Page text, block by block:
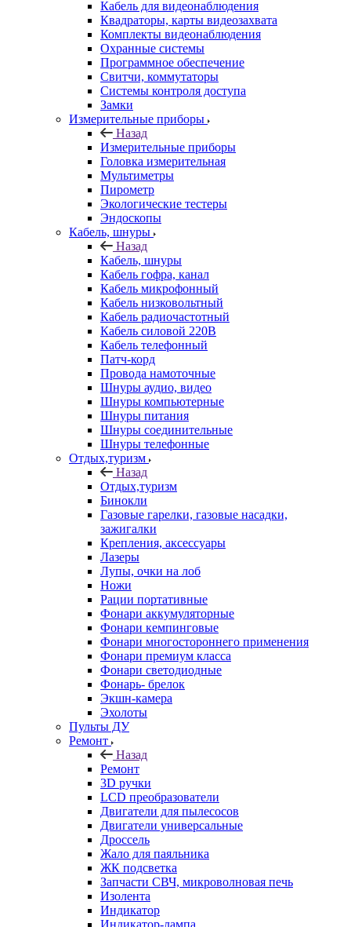
Кабель для видеонаблюдения
Квадраторы, карты видеозахвата
Комплекты видеонаблюдения
Охранные системы
Программное обеспечение
Свитчи, коммутаторы
Системы контроля доступа
Замки
Измерительные приборы
Назад
Измерительные приборы
Головка измерительная
Мультиметры
Пирометр
Экологические тестеры
Эндоскопы
Кабель, шнуры
Назад
Кабель, шнуры
Кабель гофра, канал
Кабель микрофонный
Кабель низковольтный
Кабель радиочастотный
Кабель силовой 220В
Кабель телефонный
Патч-корд
Провода намоточные
Шнуры аудио, видео
Шнуры компьютерные
Шнуры питания
Шнуры соединительные
Шнуры телефонные
Отдых,туризм
Назад
Отдых,туризм
Бинокли
Газовые гарелки, газовые насадки,
зажигалки
Крепления, аксессуары
Лазеры
Лупы, очки на лоб
Ножи
Рации портативные
Фонари аккумуляторные
Фонари кемпинговые
Фонари многостороннего применения
Фонари премиум класса
Фонари светодиодные
Фонарь- брелок
Экшн-камера
Эхолоты
Пульты ДУ
Ремонт
Назад
Ремонт
3D ручки
LCD преобразователи
Двигатели для пылесосов
Двигатели универсальные
Дроссель
Жало для паяльника
ЖК подсветка
Запчасти СВЧ, микроволновая печь
Изолента
Индикатор
Индикатор-лампа